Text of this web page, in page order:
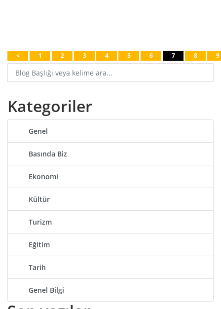
< 1 2 3 4 5 6 7 8 9
Kategoriler
Genel
Basında Biz
Ekonomi
Kültür
Turizm
Eğitim
Tarih
Genel Bilgi